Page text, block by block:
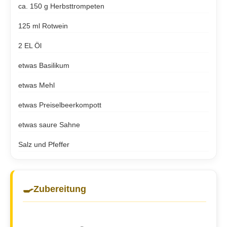
ca. 150 g Herbsttrompeten
125 ml Rotwein
2 EL Öl
etwas Basilikum
etwas Mehl
etwas Preiselbeerkompott
etwas saure Sahne
Salz und Pfeffer
🍳Zubereitung